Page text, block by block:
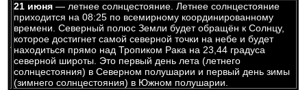
21 июня— летнее солнцестояние. Летнее солнцестояние
приходится на 08:25 по всемирному координированному
времени. Северный полюс Земли будет обращён к Солнцу,
которое достигнет самой северной точки на небе и будет
находиться прямо над Тропиком Рака на 23,44 градуса
северной широты. Это первый день лета (летнего
солнцестояния) в Северном полушарии и первый день зимы
(зимнего солнцестояния) в Южном полушарии.